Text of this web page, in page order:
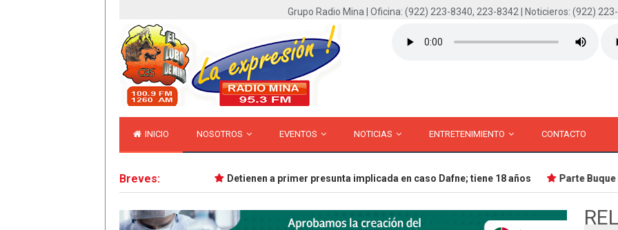
Grupo Radio Mina | Oficina: (922) 223-8340, 223-8342 | Noticieros: (922)
INICIO NOSOTROS EVENTOS NOTICIAS ENTRETENIMIENTO CONTACTO
Breves: Detienen a primer presunta implicada en caso Dafne; tiene 18 años Parte Buque